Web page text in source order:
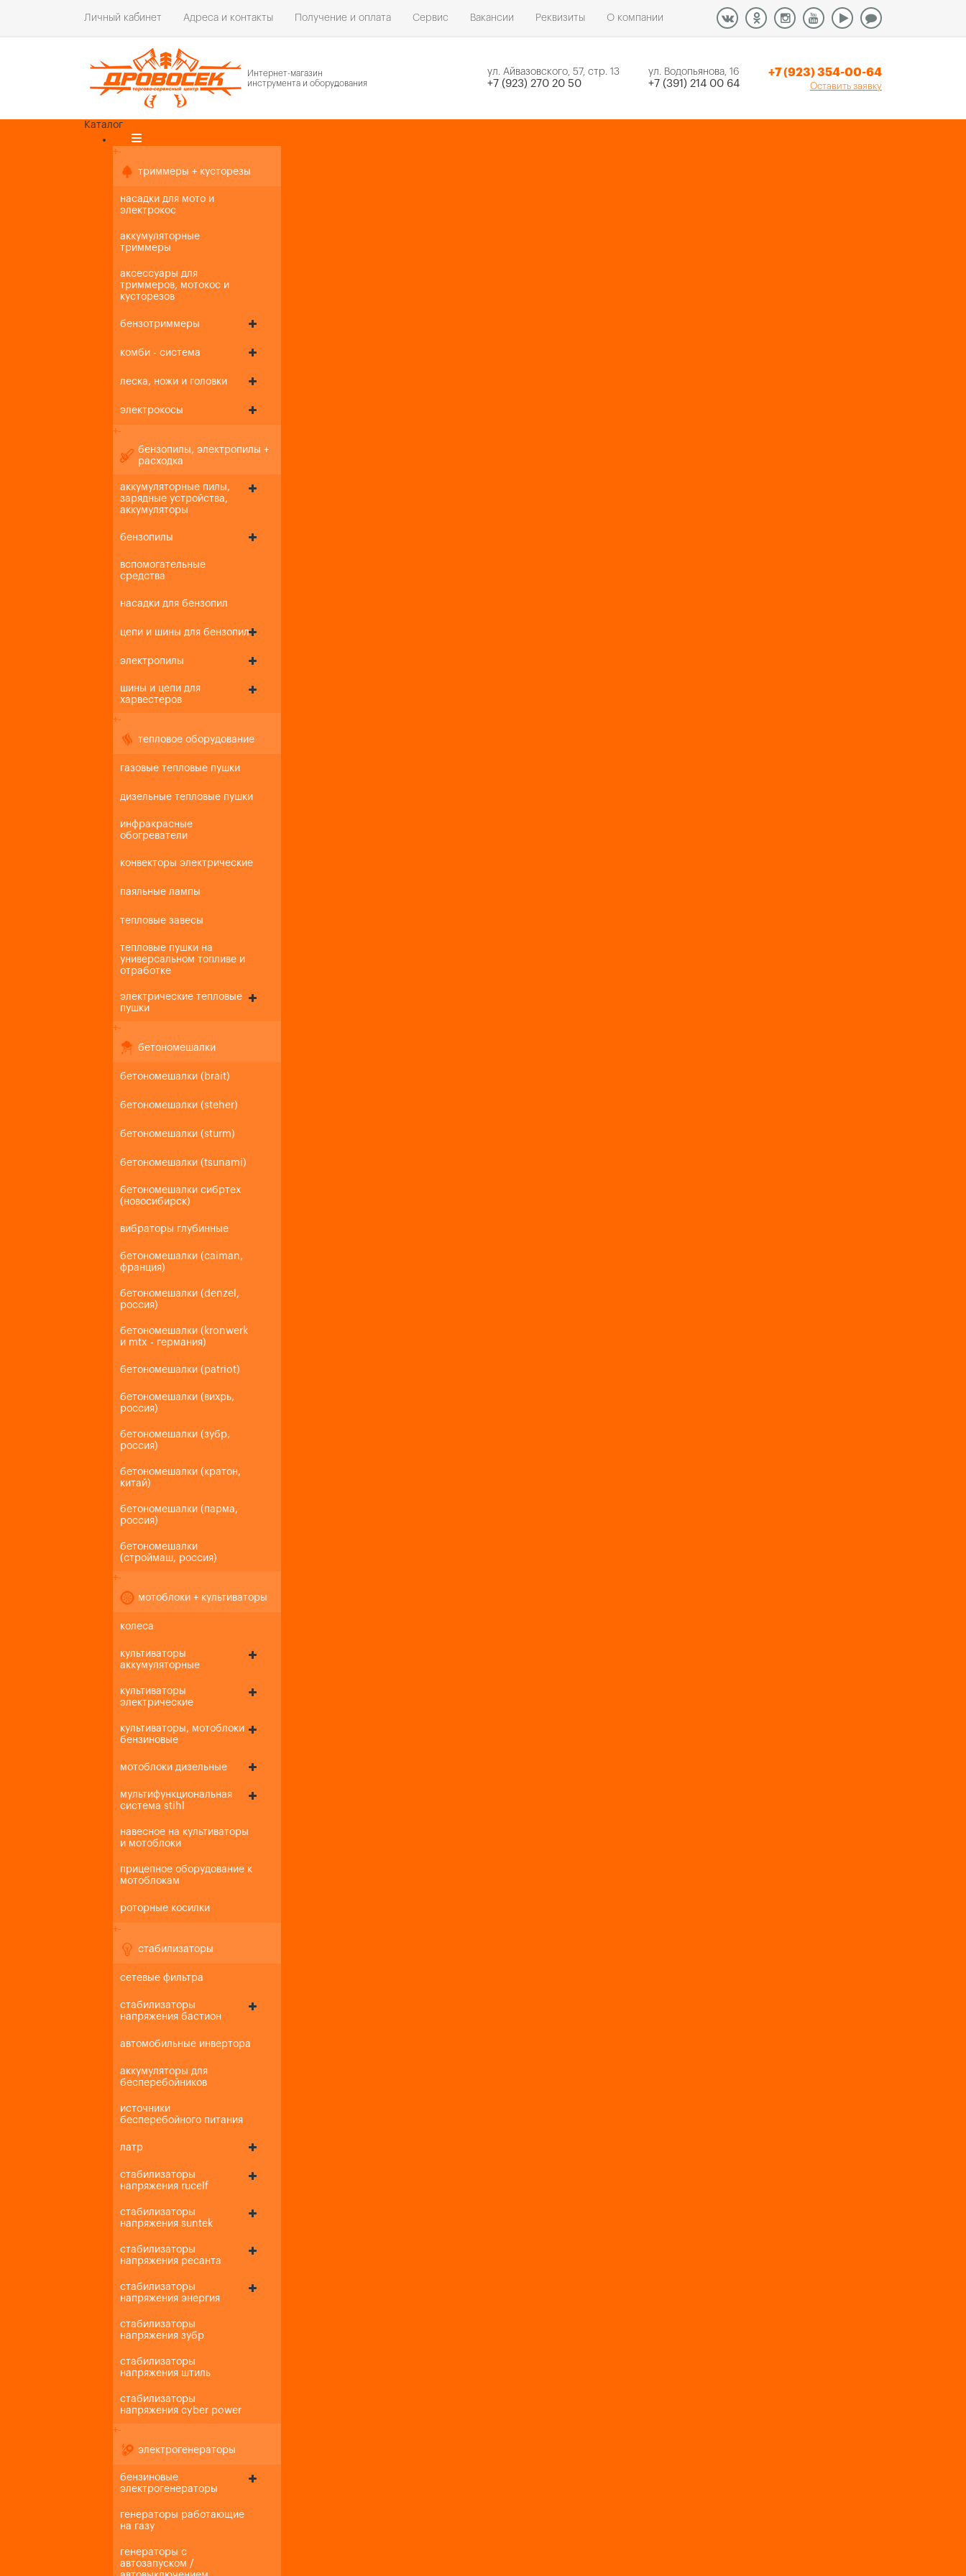
Личный кабинет Адреса и контакты Получение и оплата Сервис Вакансии Реквизиты О компании
Интернет-магазин
инструмента и оборудования
ул. Айвазовского, 57, стр. 13
+7 (923) 270 20 50
ул. Водопьянова, 16
+7 (391) 214 00 64
+7 (923) 354-00-64
Оставить заявку
Каталог
+-
триммеры + кусторезы
насадки для мото и
электрокос
аккумуляторные
триммеры
аксессуары для
триммеров, мотокос и
кусторезов
бензотриммеры
комби - система
леска, ножи и головки
электрокосы
+-
бензопилы, электропилы +
расходка
аккумуляторные пилы,
зарядные устройства,
аккумуляторы
бензопилы
вспомогательные
средства
насадки для бензопил
цепи и шины для бензопил
электропилы
шины и цепи для
харвестеров
+-
тепловое оборудование
газовые тепловые пушки
дизельные тепловые пушки
инфракрасные
обогреватели
конвекторы электрические
паяльные лампы
тепловые завесы
тепловые пушки на
универсальном топливе и
отработке
электрические тепловые
пушки
+-
бетономешалки
бетономешалки (brait)
бетономешалки (steher)
бетономешалки (sturm)
бетономешалки (tsunami)
бетономешалки сибртех
(новосибирск)
вибраторы глубинные
бетономешалки (caiman,
франция)
бетономешалки (denzel,
россия)
бетономешалки (kronwerk
и mtx - германия)
бетономешалки (patriot)
бетономешалки (вихрь,
россия)
бетономешалки (зубр,
россия)
бетономешалки (кратон,
китай)
бетономешалки (парма,
россия)
бетономешалки
(строймаш, россия)
+-
мотоблоки + культиваторы
колеса
культиваторы
аккумуляторные
культиваторы
электрические
культиваторы, мотоблоки
бензиновые
мотоблоки дизельные
мультифункциональная
система stihl
навесное на культиваторы
и мотоблоки
прицепное оборудование к
мотоблокам
роторные косилки
+-
стабилизаторы
сетевые фильтра
стабилизаторы
напряжения бастион
автомобильные инвертора
аккумуляторы для
бесперебойников
источники
бесперебойного питания
латр
стабилизаторы
напряжения rucelf
стабилизаторы
напряжения suntek
стабилизаторы
напряжения ресанта
стабилизаторы
напряжения энергия
стабилизаторы
напряжения зубр
стабилизаторы
напряжения штиль
стабилизаторы
напряжения cyber power
+-
электрогенераторы
бензиновые
электрогенераторы
генераторы работающие
на газу
генераторы с
автозапуском /